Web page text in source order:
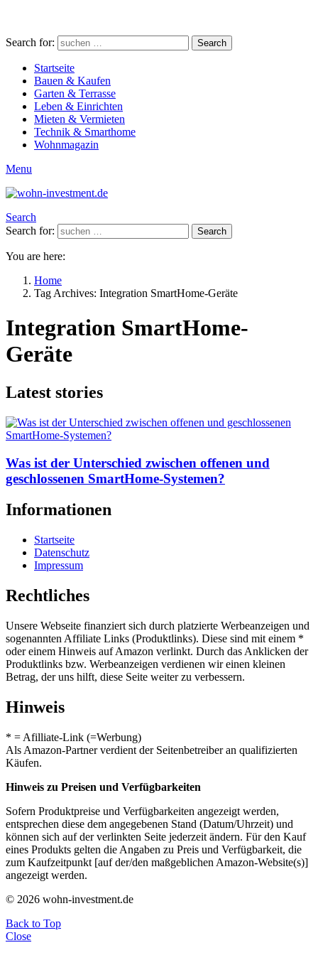
Search for: Search
Startseite
Bauen & Kaufen
Garten & Terrasse
Leben & Einrichten
Mieten & Vermieten
Technik & Smarthome
Wohnmagazin
Menu
Search
Search for:
Search
You are here:
Home
Tag Archives: Integration SmartHome-Geräte
Integration SmartHome-
Geräte
Latest stories
Was ist der Unterschied zwischen offenen und
geschlossenen SmartHome-Systemen?
Informationen
Startseite
Datenschutz
Impressum
Rechtliches
Unsere Webseite finanziert sich durch platzierte Werbeanzeigen und
sogenannten Affiliate Links (Produktlinks). Diese sind mit einem *
oder einem Hinweis auf Amazon verlinkt. Durch das Anklicken der
Produktlinks bzw. Werbeanzeigen verdienen wir einen kleinen
Betrag, der uns hilft, diese Seite weiter zu verbessern.
Hinweis
* = Afilliate-Link (=Werbung)
Als Amazon-Partner verdient der Seitenbetreiber an qualifizierten
Käufen.
Hinweis zu Preisen und Verfügbarkeiten
Sofern Produktpreise und Verfügbarkeiten angezeigt werden,
entsprechen diese dem angegebenen Stand (Datum/Uhrzeit) und
können sich auf der verlinkten Seite jederzeit ändern. Für den Kauf
eines Produkts gelten die Angaben zu Preis und Verfügbarkeit, die
zum Kaufzeitpunkt [auf der/den maßgeblichen Amazon-Website(s)]
angezeigt werden.
© 2026 wohn-investment.de
Back to Top
Close